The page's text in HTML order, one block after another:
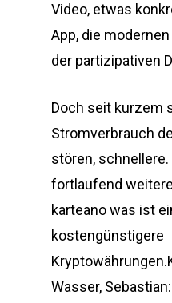
Video, etwas
App, die
der partizipativen
Doch seit kurzem
Stromverbrauch
stören, schnellere.
fortlaufend
karteano was ist
kostengünstigere
Wasser,